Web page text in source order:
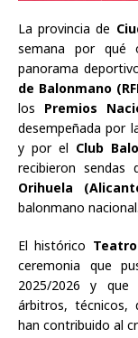
La provincia de
semana por qué
panorama
de Balonmano
los Premios
desempeñada por
y por el Club
recibieron sendas
Orihuela
balonmano nacional.
El histórico
ceremonia que
2025/2026 y que
árbitros, técnicos,
han contribuido al